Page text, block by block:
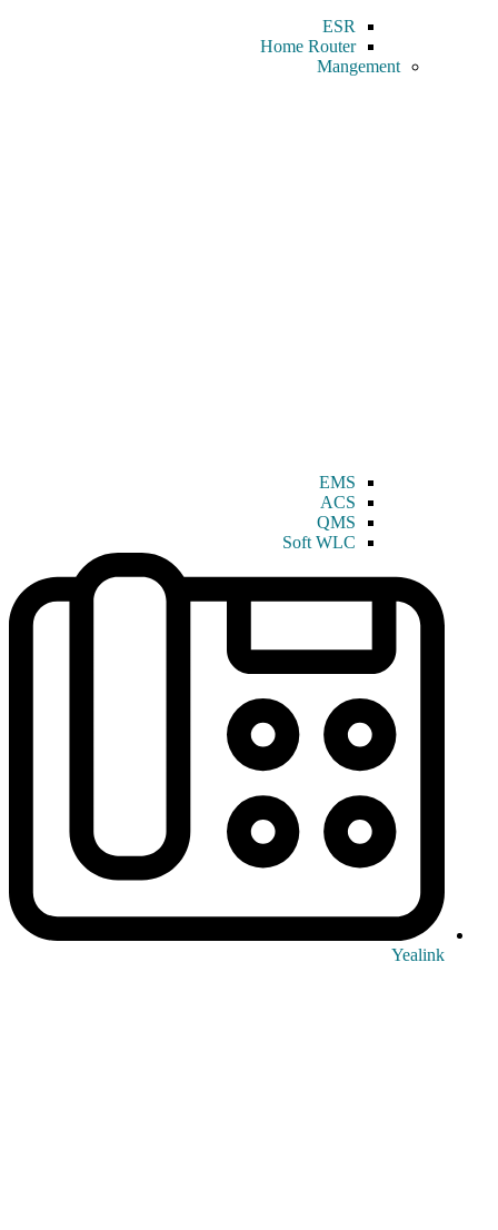
ESR
Home Router
Mangement
EMS
ACS
QMS
Soft WLC
Yealink